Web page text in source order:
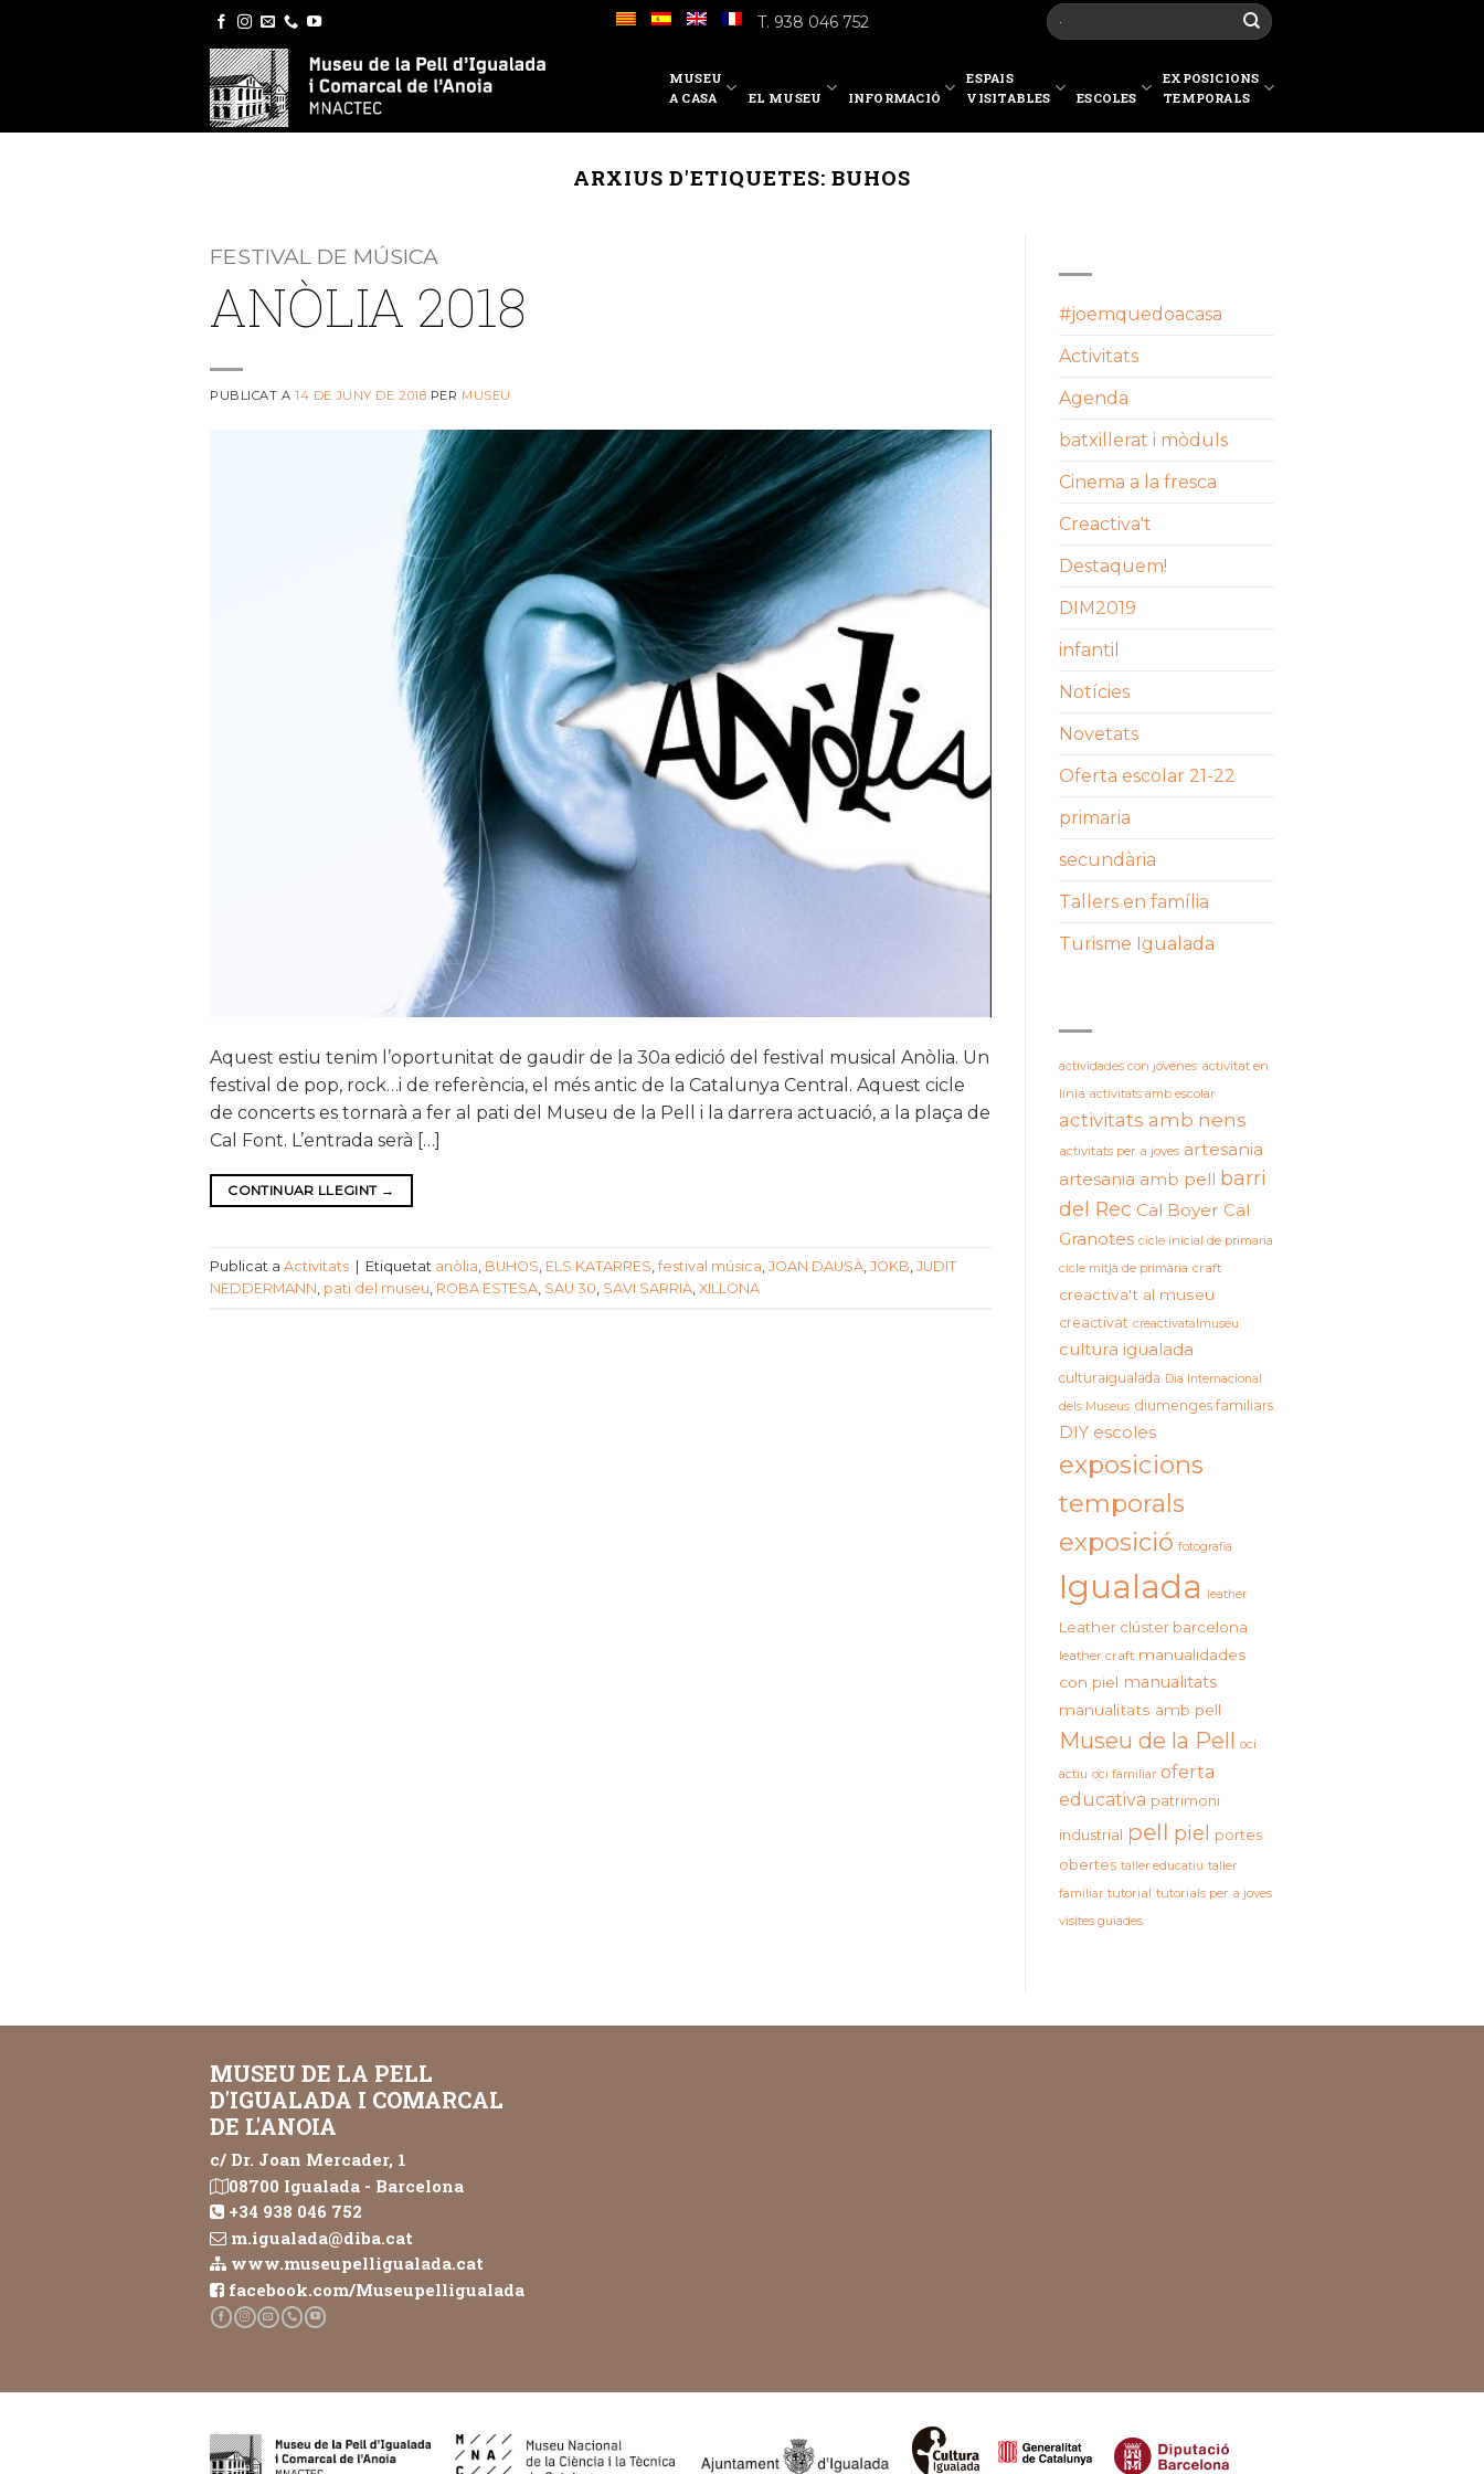
T. 938 046 752
MUSEU
A CASA
EL MUSEU INFORMACIÓ
ESPAIS
VISITABLES
ESCOLES
EXPOSICIONS
TEMPORALS
ARXIUS D'ETIQUETES:BUHOS
FESTIVAL DE MÚSICA
ANÒLIA 2018
PUBLICAT A14 DE JUNY DE 2018 PER MUSEU
Aquest estiu tenim l’oportunitat de gaudir de la 30a edició del festival musical Anòlia. Un
festival de pop, rock…i de referència, el més antic de la Catalunya Central. Aquest cicle
de concerts es tornarà a fer al pati del Museu de la Pell i la darrera actuació, a la plaça de
Cal Font. L’entrada serà […]
CONTINUAR LLEGINT →
Publicat a Activitats | Etiquetat anòlia BUHOS ELS KATARRES festival música JOAN DAUSÀ JOKB JUDIT
NEDDERMANN pati del museu ROBA ESTESA SAU 30 SAVI SARRIÀ XILLONA
#joemquedoacasa
Activitats
Agenda
batxillerat i mòduls
Cinema a la fresca
Creactiva't
Destaquem!
DIM2019
infantil
Notícies
Novetats
Oferta escolar 21-22
primaria
secundària
Tallers en família
Turisme Igualada
actividades con jóvenes activitat en
línia activitats amb escolar
activitats amb nens
activitats per a joves artesania
artesania amb pell barri
del Rec Cal Boyer Cal
Granotes cicle inicial de primaria
cicle mitjà de primària craft
creactiva't al museu
creactivat creactivatalmuseu
cultura igualada
culturaigualada Dia Internacional
dels Museus diumenges familiars
DIY escoles
exposicions
temporals
exposició fotografia
Igualada leather
Leather clúster barcelona
leather craft manualidades
con piel manualitats
manualitats amb pell
Museu de la Pell oci
actiu oci familiar oferta
educativa patrimoni
industrial pell piel
portes
obertes taller educatiu taller
familiar tutorial tutorials per a joves
visites guiades
MUSEU DE LA PELL
D'IGUALADA I COMARCAL
DE L'ANOIA
c/ Dr. Joan Mercader, 1
08700 Igualada - Barcelona
+34 938 046 752
m.igualada@diba.cat
www.museupelligualada.cat
facebook.com/Museupelligualada